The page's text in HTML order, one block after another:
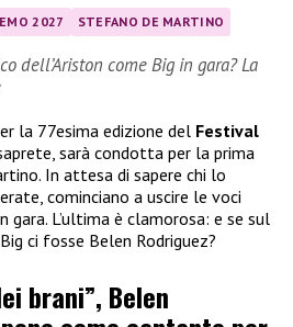
2027 STEFANO DE MARTINO
dell’Ariston come Big in gara? La
la 77esima edizione del Festival
sarà condotta per la prima
In attesa di sapere chi lo
cominciano a uscire le voci
gara. L’ultima è clamorosa: e se sul
ci fosse Belen Rodriguez?
brani”, Belen